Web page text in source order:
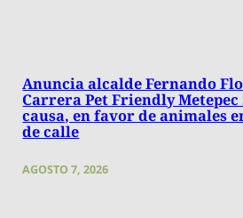
Anuncia alcalde Fernando
Carrera Pet Friendly Metepec
causa, en favor de animales
de calle
AGOSTO 7, 2026